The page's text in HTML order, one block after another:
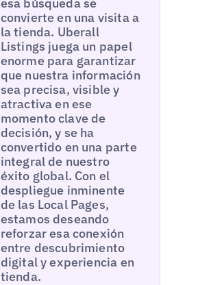
convierte en una visita a
la tienda. Uberall
Listings juega un papel
enorme para garantizar
que nuestra información
sea precisa, visible y
atractiva en ese
momento clave de
decisión, y se ha
convertido en una parte
integral de nuestro
éxito global. Con el
despliegue inminente
de las Local Pages,
estamos deseando
reforzar esa conexión
entre descubrimiento
digital y experiencia en
tienda.